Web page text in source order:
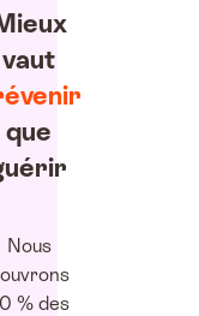
vaut
que
Nous
% des